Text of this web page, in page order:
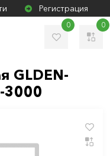
Регистрация
0 0
GLDEN-
3000